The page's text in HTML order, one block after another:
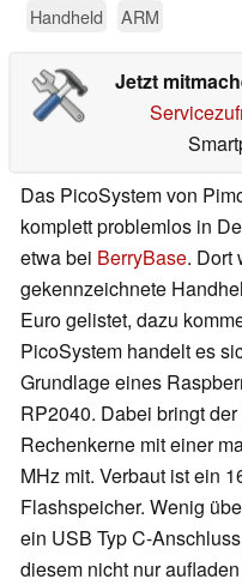
Handheld
ARM
Jetzt
Das PicoSystem von
komplett problemlos in
etwa bei BerryBase. Dort
gekennzeichnete
Euro gelistet, dazu
PicoSystem handelt es
Grundlage eines
RP2040. Dabei bringt
Rechenkerne mit einer
MHz mit. Verbaut ist ein
Flashspeicher. Wenig
ein USB Typ C-
diesem nicht nur